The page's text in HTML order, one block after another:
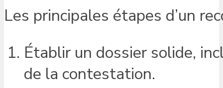
Les principales étapes d’un
Établir un dossier solide,
de la contestation.